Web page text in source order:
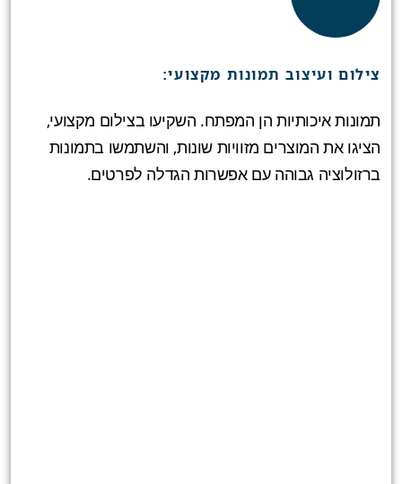
צילום ועיצוב תמונות מקצועי:
תמונות איכותיות הן המפתח. השקיעו בצילום מקצועי,
הציגו את המוצרים מזוויות שונות, והשתמשו בתמונות
ברזולוציה גבוהה עם אפשרות הגדלה לפרטים.